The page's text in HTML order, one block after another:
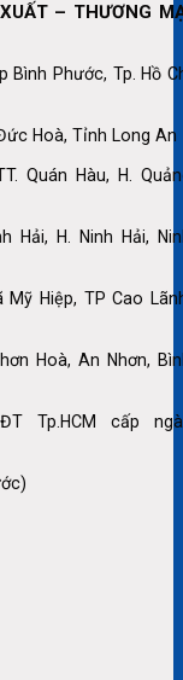
– THƯƠNG
Bình Phước, Tp. Hồ
Hoà, Tỉnh Long An
Quán Hàu, H.
Hải, H. Ninh Hải,
Hiệp, TP Cao
Hoà, An Nhơn,
Tp.HCM cấp